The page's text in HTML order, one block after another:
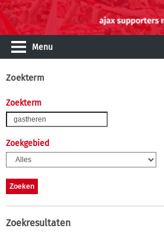
Menu
Zoekterm
Zoekterm
Zoekgebied
Zoekresultaten